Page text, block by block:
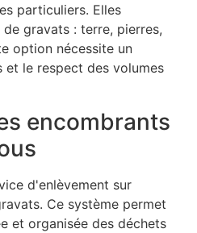
particuliers. Elles
gravats : terre, pierres,
option nécessite un
le respect des volumes
encombrants
d'enlèvement sur
Ce système permet
et organisée des déchets